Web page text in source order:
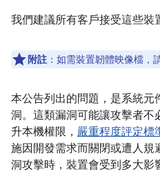
我們建議所有客戶接受這些裝
附註 ：如需裝置韌體映像檔，
本公告列出的問題，是系統
洞。這類漏洞可能讓攻擊者不
升本機權限， 嚴重程度評定標
施因開發需求而關閉或遭人
洞攻擊時，裝置會受到多大影